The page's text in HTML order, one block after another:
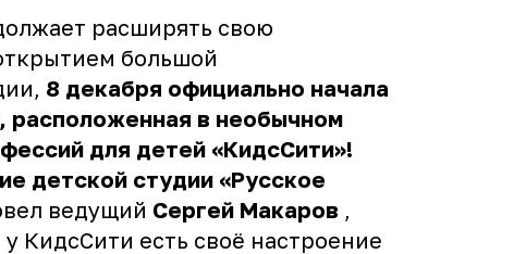
расширять свою
большой
8 декабря официально начала
расположенная в необычном
для детей «КидсСити»!
детской студии «Русское
ведущий Сергей Макаров
КидсСити есть своё настроение